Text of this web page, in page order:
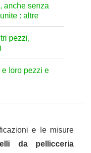
anche senza
: altre
pezzi,
loro pezzi e
e le misure
da pellicceria